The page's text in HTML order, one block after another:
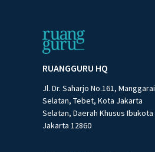
RUANGGURU HQ
Jl. Dr. Saharjo No.161, Manggarai
Selatan, Tebet, Kota Jakarta
Selatan, Daerah Khusus Ibukota
Jakarta 12860